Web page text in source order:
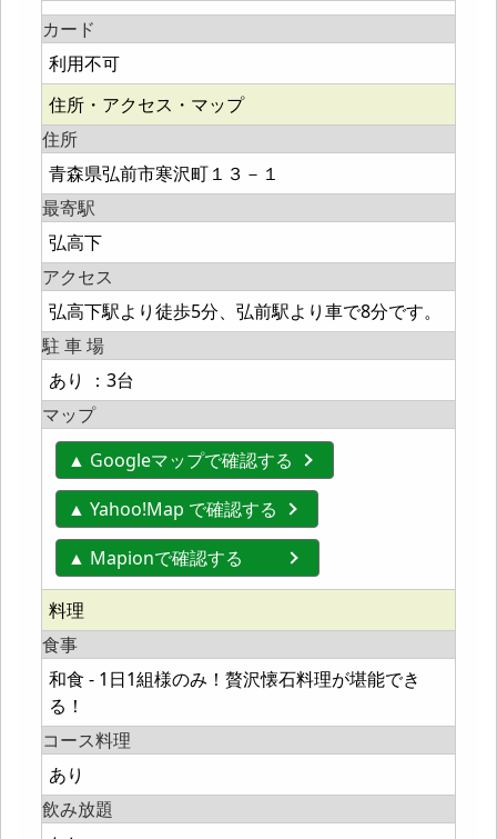
カード
利用不可
住所・アクセス・マップ
住所
青森県弘前市寒沢町１３－１
最寄駅
弘高下
アクセス
弘高下駅より徒歩5分、弘前駅より車で8分です。
駐 車 場
あり ：3台
マップ
▲ Googleマップで確認する
▲ Yahoo!Map で確認する
▲ Mapionで確認する
料理
食事
和食 - 1日1組様のみ！贅沢懐石料理が堪能でき
る！
コース料理
あり
飲み放題